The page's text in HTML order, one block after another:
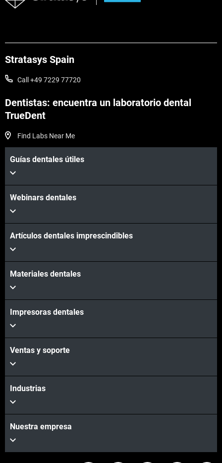
Stratasys Spain
Call +49 7229 77720
Dentistas: encuentra un laboratorio dental
TrueDent
Find Labs Near Me
Guías dentales útiles
Webinars dentales
Artículos dentales imprescindibles
Materiales dentales
Impresoras dentales
Ventas y soporte
Industrias
Nuestra empresa